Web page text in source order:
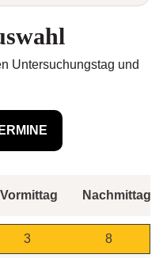
Untersuchungstag und
Vormittag Nachmittag
3 8